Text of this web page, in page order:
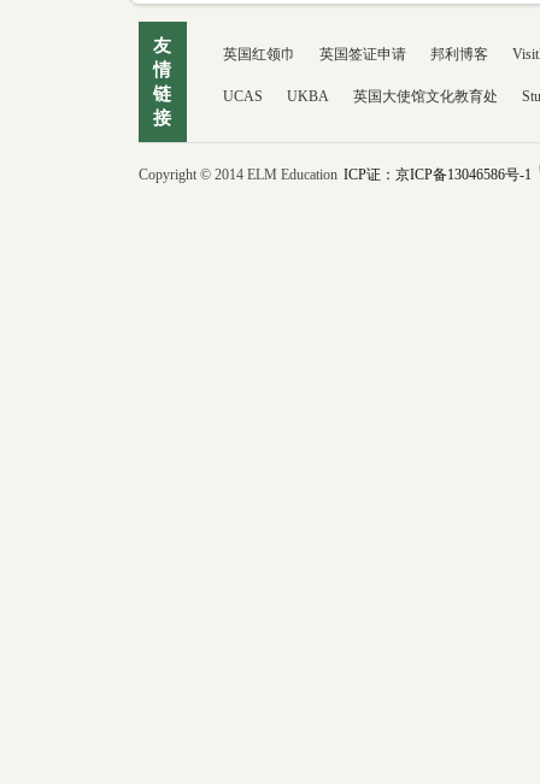
友
情
链
接
英国红领巾 英国签证申请 邦利博客
UCAS UKBA 英国大使馆文化教育处
Copyright © 2014 ELM Education ICP证：京ICP备13046586号-1